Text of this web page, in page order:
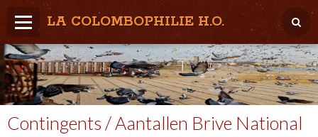
LA COLOMBOPHILIE H.O.
Home
Météo / Het weer
Lâcher / Los
Result. clubs, Provincial, (Inter)National
Contingents / Aantallen Brive National